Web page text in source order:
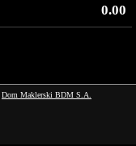
0.00
Dom Maklerski BDM S.A.